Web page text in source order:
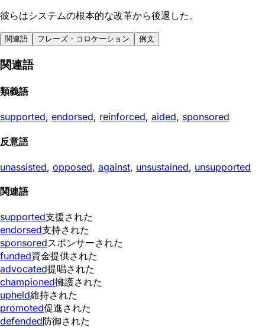
彼らはシステムの根本的な改革から後退した。
関連語 フレーズ・コロケーション 例文
関連語
類義語
supported, endorsed, reinforced, aided, sponsored
反意語
unassisted, opposed, against, unsustained, unsupported
関連語
supported支援された
endorsed支持された
sponsoredスポンサーされた
funded資金提供された
advocated提唱された
championed擁護された
upheld維持された
promoted促進された
defended防御された